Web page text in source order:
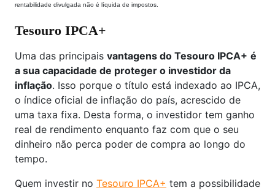
rentabilidade divulgada não é líquida de impostos.
Tesouro IPCA+
Uma das principais vantagens do Tesouro IPCA+ é
a sua capacidade de proteger o investidor da
inflação. Isso porque o título está indexado ao IPCA,
o índice oficial de inflação do país, acrescido de
uma taxa fixa. Desta forma, o investidor tem ganho
real de rendimento enquanto faz com que o seu
dinheiro não perca poder de compra ao longo do
tempo.
Quem investir no Tesouro IPCA+ tem a possibilidade